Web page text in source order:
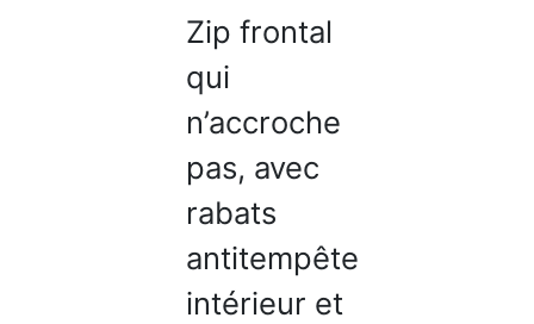
Zip frontal
qui
n’accroche
pas, avec
rabats
antitempête
intérieur et